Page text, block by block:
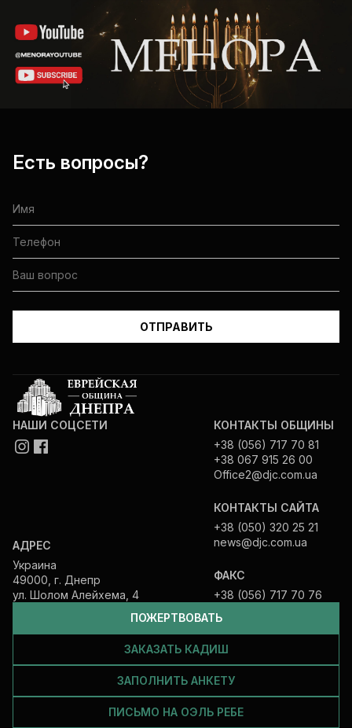
Есть вопросы?
ПОЖЕРТВОВАТЬ
ЗАКАЗАТЬ КАДИШ
ЗАПОЛНИТЬ АНКЕТУ
ПИСЬМО НА ОЭЛЬ РЕБЕ
НАШИ СОЦСЕТИ
АДРЕС
Украина
49000, г. Днепр
ул. Шолом Алейхема, 4
КОНТАКТЫ ОБЩИНЫ
+38 (056) 717 70 81
+38 067 915 26 00
Office2@djc.com.ua
КОНТАКТЫ САЙТА
+38 (050) 320 25 21
news@djc.com.ua
ФАКС
+38 (056) 717 70 76